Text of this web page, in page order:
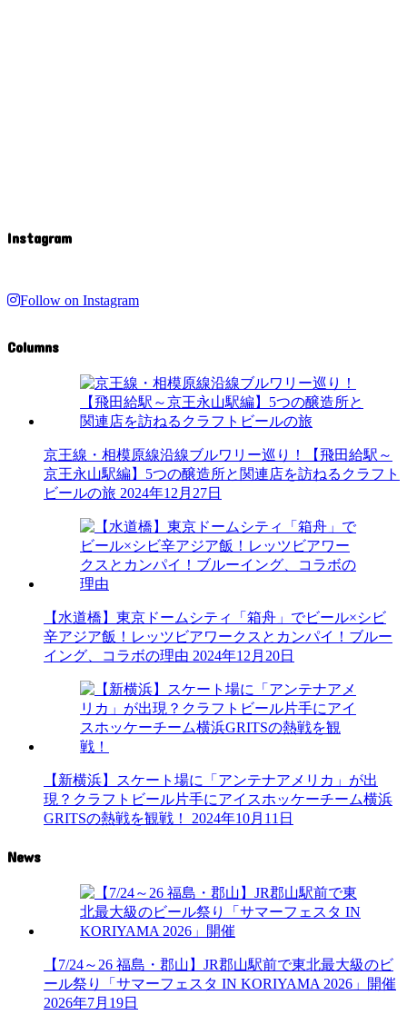
Instagram
Follow on Instagram
Columns
京王線・相模原線沿線ブルワリー巡り！【飛田給駅～
京王永山駅編】5つの醸造所と関連店を訪ねるクラフト
ビールの旅 2024年12月27日
【水道橋】東京ドームシティ「箱舟」でビール×シビ
辛アジア飯！レッツビアワークスとカンパイ！ブルー
イング、コラボの理由 2024年12月20日
【新横浜】スケート場に「アンテナアメリカ」が出
現？クラフトビール片手にアイスホッケーチーム横浜
GRITSの熱戦を観戦！
2024年10月11日
News
【7/24～26 福島・郡山】JR郡山駅前で東北最大級のビ
ール祭り「サマーフェスタ IN KORIYAMA 2026」開催
2026年7月19日